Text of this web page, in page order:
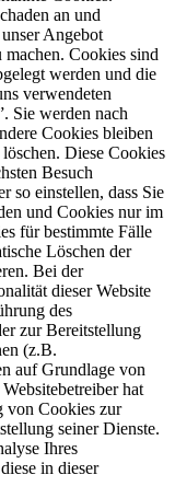
an und
Angebot
Cookies sind
werden und die
verwendeten
Sie werden nach
Cookies bleiben
Diese Cookies
Besuch
so einstellen, dass Sie
und Cookies nur im
für bestimmte Fälle
Löschen der
Bei der
dieser Website
des
zur Bereitstellung
(z.B.
auf Grundlage von
hat
von Cookies zur
seiner Dienste.
Ihres
in dieser